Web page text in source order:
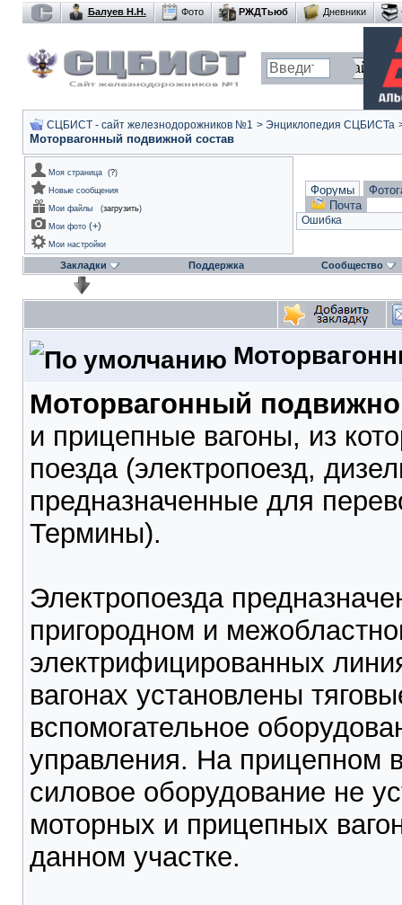
Балуев Н.Н. Фото РЖДТьюб Дневники
СЦБИСТ - сайт железнодорожников №1 > Энциклопедия СЦБИСТа
Моторвагонный подвижной состав
Моя страница (?)
Новые сообщения
Мои файлы
(загрузить)
Мои фото (+)
Мои настройки
Форумы
Почта
Ошибка
Закладки Поддержка Сообщество
Моторвагонный
и прицепные вагоны, из
поезда (электропоезд,
предназначенные для
Термины).
Электропоезда
пригородном и
электрифицированных
вагонах установлены
вспомогательное
управления. На прицепном
силовое оборудование не
моторных и прицепных
данном участке.